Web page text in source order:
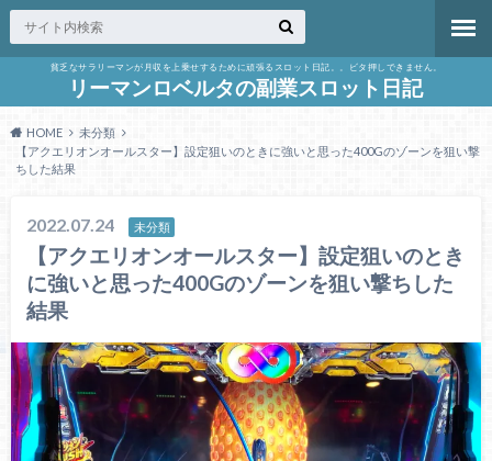
貧乏なサラリーマンが月収を上乗せするために頑張るスロット日記。。ビタ押しできません。
リーマンロベルタの副業スロット日記
HOME
未分類
【アクエリオンオールスター】設定狙いのときに強いと思った400Gのゾーンを狙い撃
ちした結果
2022.07.24 未分類
【アクエリオンオールスター】設定狙いのとき
に強いと思った400Gのゾーンを狙い撃ちした
結果